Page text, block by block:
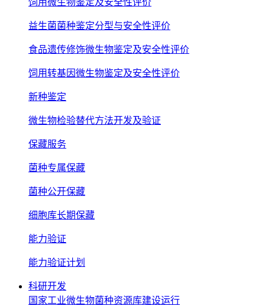
饲用微生物鉴定及安全性评价
益生菌菌种鉴定分型与安全性评价
食品遗传修饰微生物鉴定及安全性评价
饲用转基因微生物鉴定及安全性评价
新种鉴定
微生物检验替代方法开发及验证
保藏服务
菌种专属保藏
菌种公开保藏
细胞库长期保藏
能力验证
能力验证计划
科研开发
国家工业微生物菌种资源库建设运行